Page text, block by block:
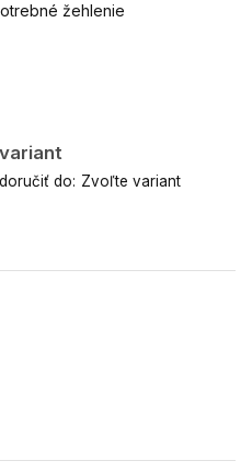
do: Zvoľte variant
žehlenie